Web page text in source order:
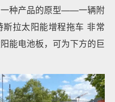
一种产品的原型——一辆附
拉太阳能增程拖车 非常
能电池板，可为下方的巨